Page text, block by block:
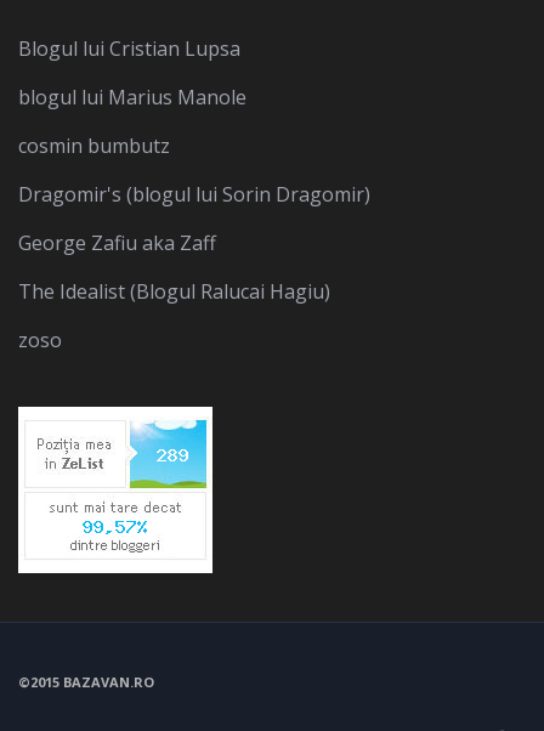
Blogul lui Cristian Lupsa
blogul lui Marius Manole
cosmin bumbutz
Dragomir's (blogul lui Sorin Dragomir)
George Zafiu aka Zaff
The Idealist (Blogul Ralucai Hagiu)
zoso
©2015 BAZAVAN.RO